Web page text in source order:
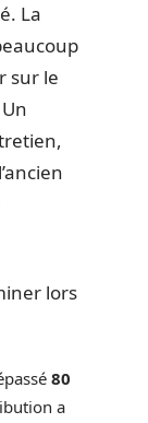
La
sur le
lors
80
a